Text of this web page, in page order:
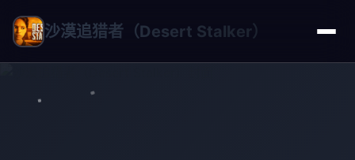
沙漠追猎者（Desert Stalker）